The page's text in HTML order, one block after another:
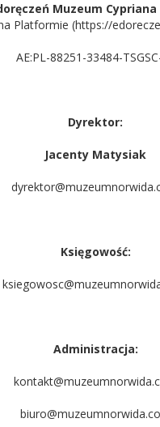
Muzeum
Platformie (https://
AE:PL-88251-33484-
Dyrektor:
Jacenty Matysiak
Księgowość:
Administracja: